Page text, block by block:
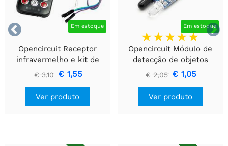

 Em estoque
Opencircuit Receptor
infravermelho e kit de
controle remoto
€ 3,10 € 1,55
Ver produto
Em estoque
Opencircuit Módulo de
detecção de objetos
infravermelhos
€ 2,05 € 1,05
Ver produto